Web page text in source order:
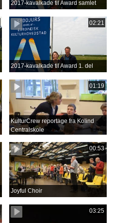
2017-kavalkade til Award samlet
02:21
2017-kavalkade til Award 1. del
01:19
KulturCrew reportage fra Kolind
Centralskole
00:53
Joyful Choir
03:25